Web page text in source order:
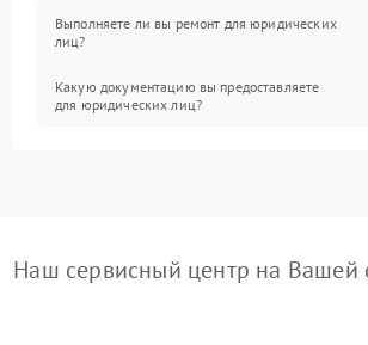
Выполняете ли вы ремонт для юридических
лиц?
Какую документацию вы предоставляете
для юридических лиц?
Наш сервисный центр на Вашей